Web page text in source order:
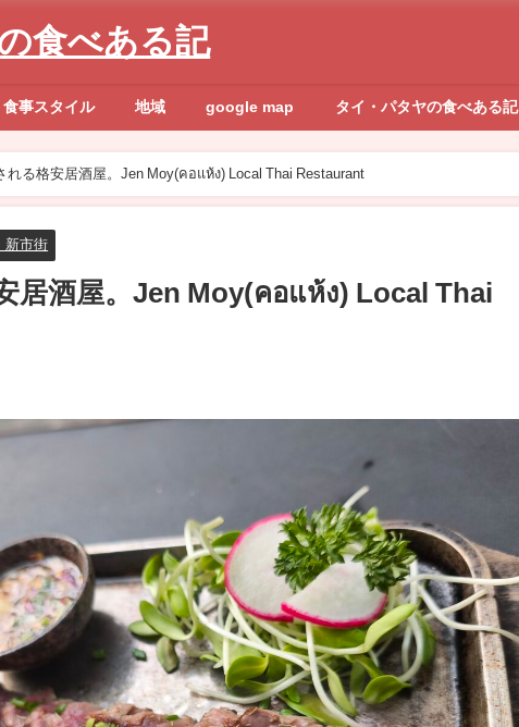
食べある記
食事スタイル 地域 google map タイ・パタヤの食べある記
れる格安居酒屋。Jen Moy(คอแห้ง) Local Thai Restaurant
新市街
居酒屋。Jen Moy(คอแห้ง) Local Thai